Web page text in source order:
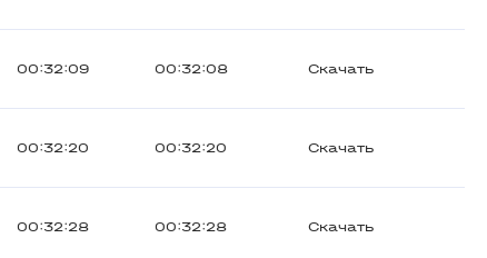
00:32:09 00:32:08 Скачать
00:32:20 00:32:20 Скачать
00:32:28 00:32:28 Скачать